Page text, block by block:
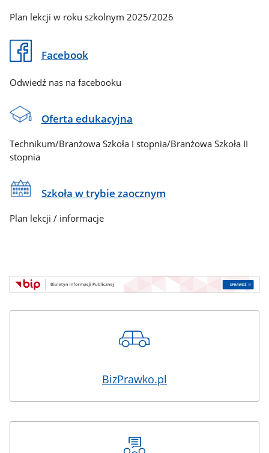
Plan lekcji w roku szkolnym 2025/2026
Facebook
Odwiedź nas na facebooku
Oferta edukacyjna
Technikum/Branżowa Szkoła I stopnia/Branżowa Szkoła II
stopnia
Szkoła w trybie zaocznym
Plan lekcji / informacje
BizPrawko.pl